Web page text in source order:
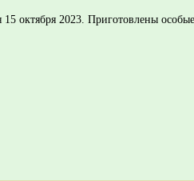
октября 2023. Приготовлены